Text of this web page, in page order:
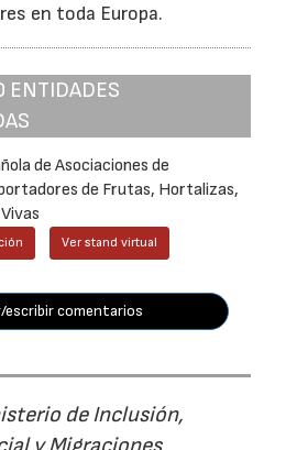
en toda Europa.
ENTIDADES
de Asociaciones de
de Frutas, Hortalizas,
Ver stand virtual
escribir comentarios
de Inclusión,